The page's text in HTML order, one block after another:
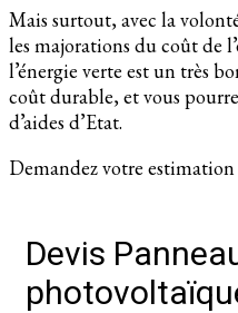
Mais surtout, avec la
les majorations du coût de
l’énergie verte est un très
coût durable, et vous
d’aides d’Etat.
Demandez votre
Devis